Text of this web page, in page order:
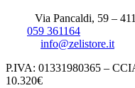
Via Pancaldi, 59 –
059 361164
info@zelistore.it
P.IVA: 01331980365 –
10.320€